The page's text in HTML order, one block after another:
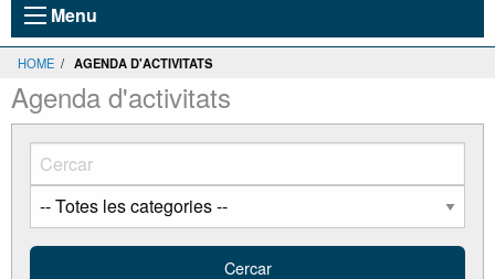
Menu
HOME / AGENDA D'ACTIVITATS
Agenda d'activitats